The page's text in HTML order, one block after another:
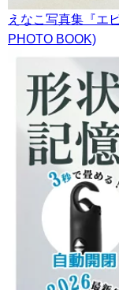
えなこ写真集『エ
PHOTO BOOK)